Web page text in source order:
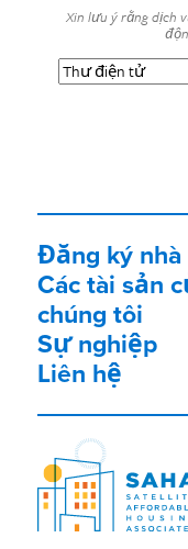
Xin lưu ý rằng dịch
Thư
điện
Đăng ký
Các tài sản
chúng tôi
Sự nghiệp
Liên hệ